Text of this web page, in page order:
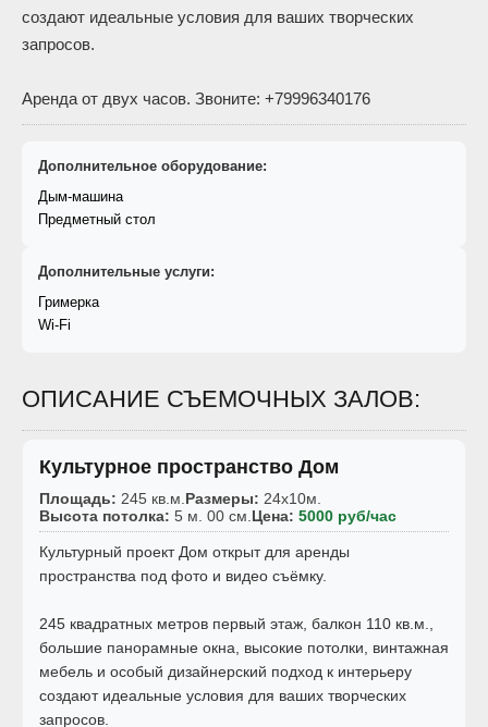
создают идеальные условия для ваших творческих
запросов.
Аренда от двух часов. Звоните: +79996340176
Дополнительное оборудование:
Дым-машина
Предметный стол
Дополнительные услуги:
Гримерка
Wi-Fi
ОПИСАНИЕ СЪЕМОЧНЫХ ЗАЛОВ:
Культурное пространство Дом
Площадь: 245 кв.м. Размеры: 24x10м.
Высота потолка: 5 м. 00 см. Цена: 5000 руб/час
Культурный проект Дом открыт для аренды
пространства под фото и видео съёмку.
245 квадратных метров первый этаж, балкон 110 кв.м.,
большие панорамные окна, высокие потолки, винтажная
мебель и особый дизайнерский подход к интерьеру
создают идеальные условия для ваших творческих
запросов.